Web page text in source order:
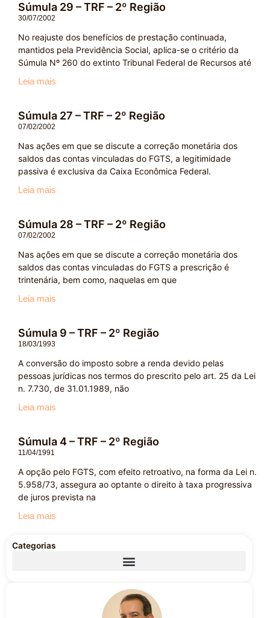
Súmula 29 – TRF – 2º Região
30/07/2002
No reajuste dos benefícios de prestação continuada,
mantidos pela Previdência Social, aplica-se o critério da
Súmula Nº 260 do extinto Tribunal Federal de Recursos até
Leia mais
Súmula 27 – TRF – 2º Região
07/02/2002
Nas ações em que se discute a correção monetária dos
saldos das contas vinculadas do FGTS, a legitimidade
passiva é exclusiva da Caixa Econômica Federal.
Leia mais
Súmula 28 – TRF – 2º Região
07/02/2002
Nas ações em que se discute a correção monetária dos
saldos das contas vinculadas do FGTS a prescrição é
trintenária, bem como, naquelas em que
Leia mais
Súmula 9 – TRF – 2º Região
18/03/1993
A conversão do imposto sobre a renda devido pelas
pessoas jurídicas nos termos do prescrito pelo art. 25 da Lei
n. 7.730, de 31.01.1989, não
Leia mais
Súmula 4 – TRF – 2º Região
11/04/1991
A opção pelo FGTS, com efeito retroativo, na forma da Lei n.
5.958/73, assegura ao optante o direito à taxa progressiva
de juros prevista na
Leia mais
Categorias